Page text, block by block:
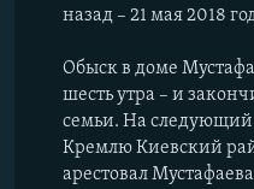
назад – 21 мая 2018
Обыск в доме
шесть утра – и
семьи. На следующий
Кремлю Киевский
арестовал